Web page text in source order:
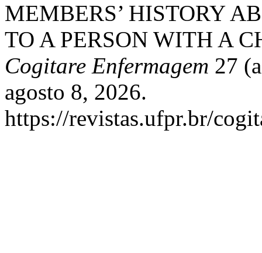
MEMBERS’ HISTORY
TO A PERSON WITH A
Cogitare Enfermagem 27
agosto 8, 2026.
https://revistas.ufpr.br/